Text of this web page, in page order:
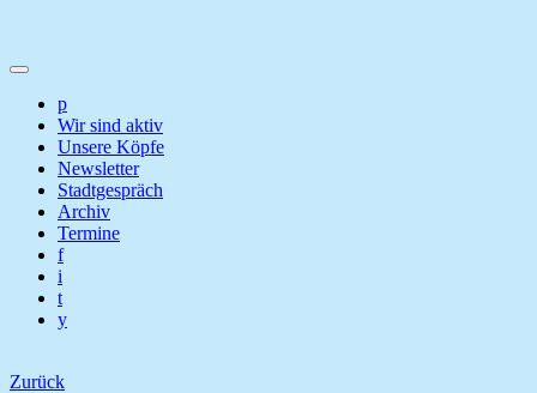
p
Wir sind aktiv
Unsere Köpfe
Newsletter
Stadtgespräch
Archiv
Termine
f
i
t
y
Zurück